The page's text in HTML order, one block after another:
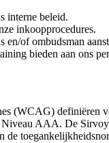
interne beleid.
inkoopprocedures.
en/of ombudsman
bieden aan ons
(WCAG) definiëren
AAA. De
de